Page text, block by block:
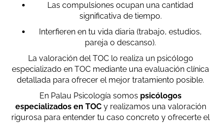
Las compulsiones ocupan una cantidad
significativa de tiempo.
Interfieren en tu vida diaria (trabajo, estudios,
pareja o descanso).
La valoración del TOC lo realiza un psicólogo
especializado en TOC mediante una evaluación clínica
detallada para ofrecer el mejor tratamiento posible.
En Palau Psicología somos psicólogos
especializados en TOCy realizamos una valoración
rigurosa para entender tu caso concreto y ofrecerte el